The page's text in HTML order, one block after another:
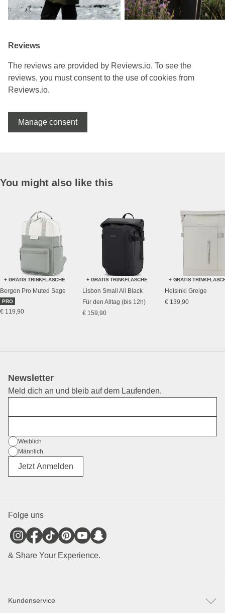
Reviews
The reviews are provided by Reviews.io. To see the
reviews, you must consent to the use of cookies from
Reviews.io.
Manage consent
You might also like this
+ GRATIS TRINKFLASCHE
Bergen Pro Muted Sage
PRO
€ 119,90
+ GRATIS TRINKFLASCHE
Lisbon Small All Black
Für den Alltag (bis 12h)
€ 159,90
+ GRATIS
Helsinki Greige
€ 139,90
Newsletter
Meld dich an und bleib auf dem Laufenden.
Geschlecht
Weiblich
Männlich
Divers
Jetzt Anmelden
Folge uns
& Share Your Experience.
Kundenservice